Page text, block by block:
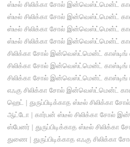
ஸ்டீல் சிலிக்கா சோல் இன்வெஸ்ட்மென்ட்
ஸ்டீல் சிலிக்கா சோல் இன்வெஸ்ட்மென்ட்
ஸ்டீல் சிலிக்கா சோல் இன்வெஸ்ட்மென்ட்
ஸ்டீல் சிலிக்கா சோல் இன்வெஸ்ட்மென்ட்
சிலிக்கா சோல் இன்வெஸ்ட்மென்ட் காஸ்டிங்
சிலிக்கா சோல் இன்வெஸ்ட்மென்ட் காஸ்டிங்
சிலிக்கா சோல் இன்வெஸ்ட்மென்ட் காஸ்டிங்
எஃகு சிலிக்கா சோல் இன்வெஸ்ட்மென்ட்
ஹெட் | துருப்பிடிக்காத ஸ்டீல் சிலிக்கா
ஆட்டோ | கார்பன் ஸ்டீல் சிலிக்கா சோல்
ஸ்பேனர் | துருப்பிடிக்காத ஸ்டீல் சிலிக்கா
துணை | துருப்பிடிக்காத எஃகு சிலிக்கா